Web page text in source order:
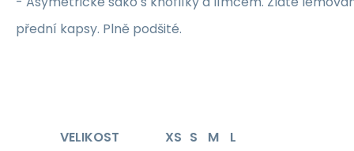
přední kapsy. Plně podšité.
VELIKOST XS S M
L